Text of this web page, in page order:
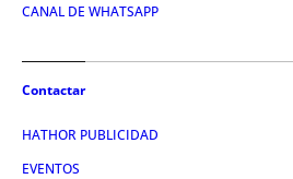
CANAL DE WHATSAPP
Contactar
HATHOR PUBLICIDAD
EVENTOS